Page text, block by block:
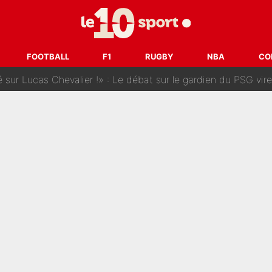
FOOTBALL F1 RUGBY NBA
dit ça...» : Kylian Mbappé raconte sa première rencontre avec
Benatia s'est battu pendant six mois pour le retenir à l'OM, le PSG a
Lucas Chevalier !» : Le débat sur le gardien du PSG